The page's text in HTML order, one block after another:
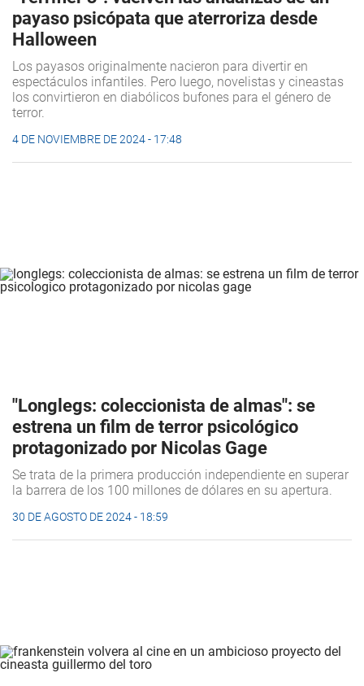
payaso psicópata que aterroriza desde
Halloween
Los payasos originalmente nacieron para divertir en
espectáculos infantiles. Pero luego, novelistas y cineastas
los convirtieron en diabólicos bufones para el género de
terror.
4 DE NOVIEMBRE DE 2024 - 17:48
"Longlegs: coleccionista de almas": se
estrena un film de terror psicológico
protagonizado por Nicolas Gage
Se trata de la primera producción independiente en superar
la barrera de los 100 millones de dólares en su apertura.
30 DE AGOSTO DE 2024 - 18:59